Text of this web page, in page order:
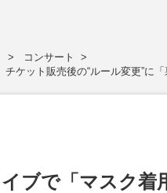
コンサート
チケット販売後の“ルール変更”
イブで「マスク着